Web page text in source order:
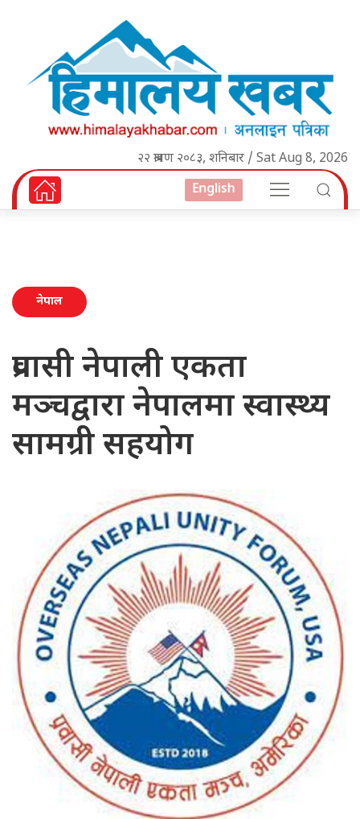
२२ श्रावण २०८३, शनिबार / Sat Aug 8, 2026
English
नेपाल
प्रवासी नेपाली एकता
मञ्चद्वारा नेपालमा स्वास्थ्य
सामग्री सहयोग